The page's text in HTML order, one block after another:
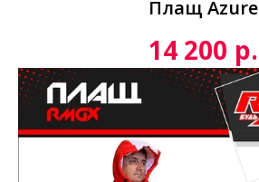
Плащ Azure
14 200 р.